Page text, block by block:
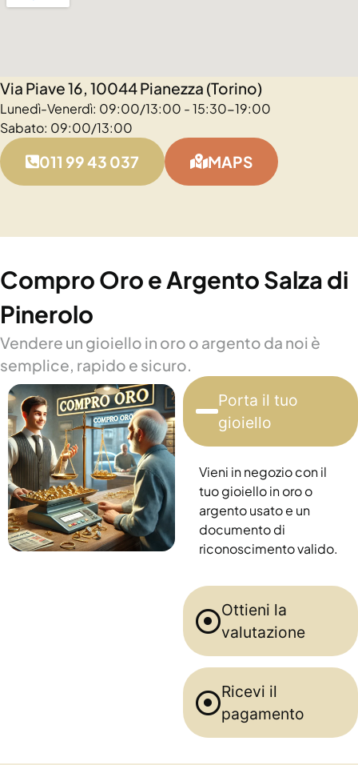
Via Piave 16, 10044 Pianezza (Torino)
Lunedì-Venerdì: 09:00/13:00 - 15:30-19:00
Sabato: 09:00/13:00
011 99 43 037 MAPS
Compro Oro e Argento Salza di
Pinerolo
Vendere un gioiello in oro o argento da noi è
semplice, rapido e sicuro.
Porta il tuo
gioiello
Vieni in negozio con il
tuo gioiello in oro o
argento usato e un
documento di
riconoscimento valido.
Ottieni la
valutazione
Ricevi il
pagamento